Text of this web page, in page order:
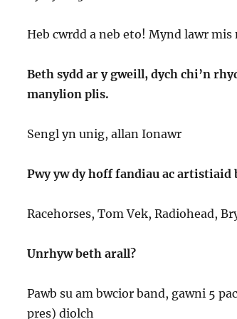
Heb cwrdd a neb eto! Mynd lawr mis
Beth sydd ar y gweill, dych chi’n
manylion plis.
Sengl yn unig, allan Ionawr
Pwy yw dy hoff fandiau ac artistiaid
Racehorses, Tom Vek, Radiohead,
Unrhyw beth arall?
Pawb su am bwcior band, gawni 5
pres) diolch